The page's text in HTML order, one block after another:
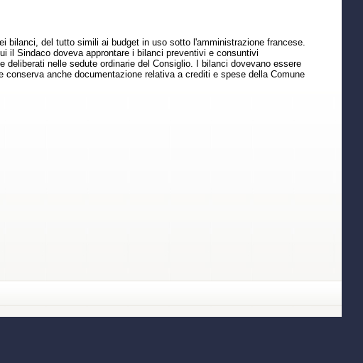
bilanci, del tutto simili ai budget in uso sotto l'amministrazione francese.
il Sindaco doveva approntare i bilanci preventivi e consuntivi
nelle sedute ordinarie del Consiglio. I bilanci dovevano essere
anche documentazione relativa a crediti e spese della Comune